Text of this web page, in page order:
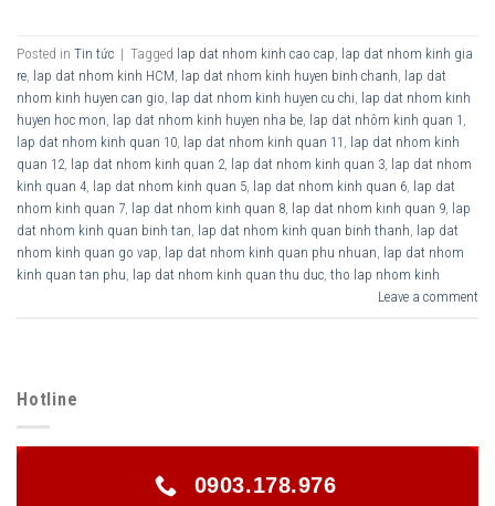
Posted in Tin tức | Tagged lap dat nhom kinh cao cap, lap dat nhom kinh gia
re, lap dat nhom kinh HCM, lap dat nhom kinh huyen binh chanh, lap dat
nhom kinh huyen can gio, lap dat nhom kinh huyen cu chi, lap dat nhom kinh
huyen hoc mon, lap dat nhom kinh huyen nha be, lap dat nhôm kinh quan 1 ,
lap dat nhom kinh quan 10, lap dat nhom kinh quan 11 , lap dat nhom kinh
quan 12, lap dat nhom kinh quan 2, lap dat nhom kinh quan 3, lap dat nhom
kinh quan 4, lap dat nhom kinh quan 5, lap dat nhom kinh quan 6, lap dat
nhom kinh quan 7, lap dat nhom kinh quan 8, lap dat nhom kinh quan 9, lap
dat nhom kinh quan binh tan, lap dat nhom kinh quan binh thanh, lap dat
nhom kinh quan go vap, lap dat nhom kinh quan phu nhuan, lap dat nhom
kinh quan tan phu, lap dat nhom kinh quan thu duc, tho lap nhom kinh
Leave a comment
Hotline
0903.178.976